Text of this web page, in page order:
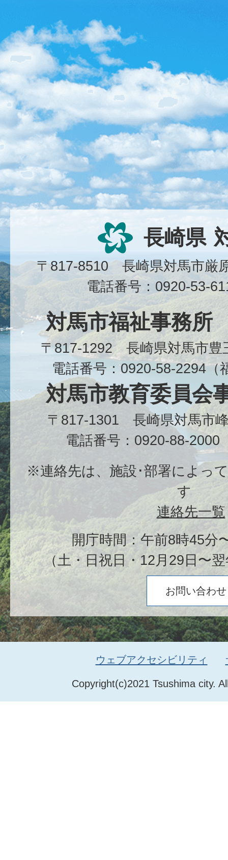
長崎県
〒817-8510 長崎県対馬市
電話番号：0920-53-
対馬市福祉事務所
〒817-1292 長崎県対馬市
電話番号：0920-58-2294（
対馬市教育委員会
〒817-1301 長崎県対馬市
電話番号：0920-88-2000
※連絡先は、施設･部署によっ
す
連絡先一覧
開庁時間：午前8時45分
（土・日祝日・12月29日〜
お問い合わせ
Copyright(c)2021 Tsushima city.
ウェブアクセシビリティ